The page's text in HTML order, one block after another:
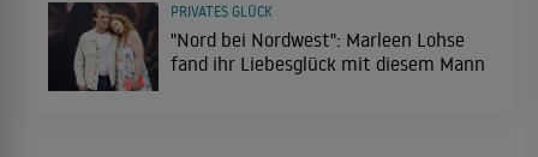
"Nord bei Nordwest": Marleen Lohse
fand ihr Liebesglück mit diesem Mann
PRIVATES GLÜCK